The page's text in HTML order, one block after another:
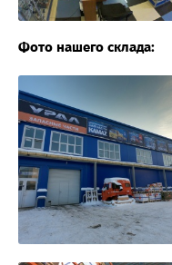
Фото нашего склада: